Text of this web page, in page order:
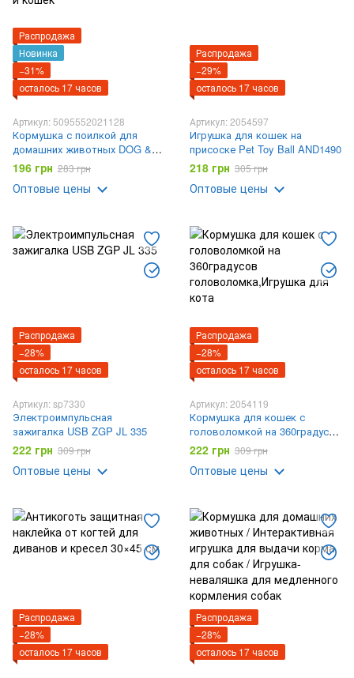
Распродажа
Новинка
−31%
осталось 17 часов
Артикул: 5095552021128
Кормушка с поилкой для
домашних животных DOG &
Cat bowl | Посуда для собак и
кошек
196 грн 283 грн
Оптовые цены
Распродажа
−29%
осталось 17 часов
Артикул: 2054597
Игрушка для кошек на
присоске Pet Toy Ball AND1490
218 грн 305 грн
Оптовые цены
Распродажа
−28%
осталось 17 часов
Артикул: sp7330
Электроимпульсная
зажигалка USB ZGP JL 335
222 грн 309 грн
Оптовые цены
Распродажа
−28%
осталось 17 часов
Артикул: 2054119
Кормушка для кошек с
головоломкой на 360градусов
головоломка,Игрушка для
кота
222 грн 309 грн
Оптовые цены
Распродажа
−28%
осталось 17 часов
Распродажа
−28%
осталось 17 часов